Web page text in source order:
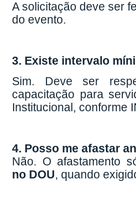
A solicitação deve ser
do evento.
3. Existe intervalo
Sim. Deve ser
capacitação para
Institucional, conforme
4. Posso me afastar
Não. O afastamento
no DOU, quando